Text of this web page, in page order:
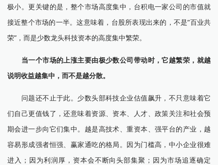
极小。更关键的是，整个市场高度集中，台积电一家公司的市值就
接近整个市场的一半。这意味着，台股所表现出来的，不是“百业共
荣”，而是少数龙头科技资本的高度集中繁荣。
当一个市场的上涨主要由极少数公司带动时，它越繁荣，就越
说明收益越集中，而不是越分散。
问题还不止于此。少数头部科技企业估值飙升，不只意味着它
们自己更值钱了，还意味着资源、资本、人才、政策关注和社会预
期会进一步向它们集中。越是高技术、重资本、强平台的产业，越
容易形成强者恒强、赢家通吃的格局。因为门槛高，中小企业很难
进入；因为利润厚，资本会不断向头部集聚；因为市场追逐确定